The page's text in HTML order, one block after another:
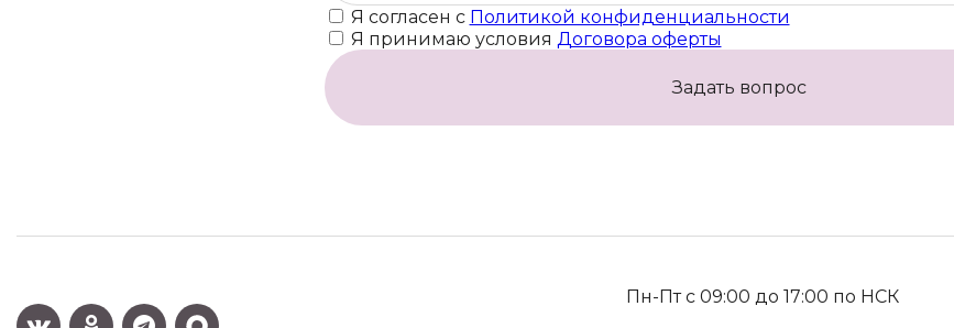
Я согласен с Политикой конфиденциальности
Я принимаю условия Договора оферты
Задать вопрос
Пн-Пт с 09:00 до 17:00 по НСК